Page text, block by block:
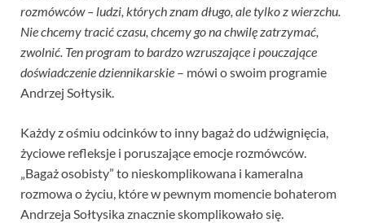
rozmówców – ludzi, których znam długo, ale tylko z wierzchu.
Nie chcemy tracić czasu, chcemy go na chwilę zatrzymać,
zwolnić. Ten program to bardzo wzruszające i pouczające
doświadczenie dziennikarskie – mówi o swoim programie
Andrzej Sołtysik.
Każdy z ośmiu odcinków to inny bagaż do udźwignięcia,
życiowe refleksje i poruszające emocje rozmówców.
„Bagaż osobisty” to nieskomplikowana i kameralna
rozmowa o życiu, które w pewnym momencie bohaterom
Andrzeja Sołtysika znacznie skomplikowało się.